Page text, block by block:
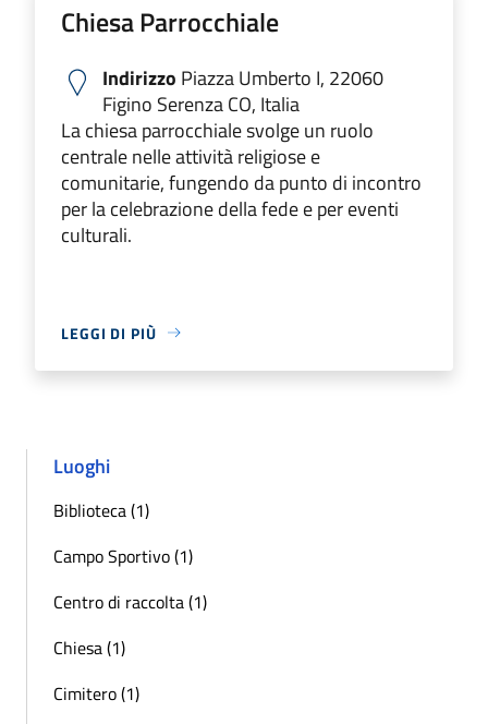
Chiesa Parrocchiale
Indirizzo Piazza Umberto I, 22060
Figino Serenza CO, Italia
La chiesa parrocchiale svolge un ruolo
centrale nelle attività religiose e
comunitarie, fungendo da punto di incontro
per la celebrazione della fede e per eventi
culturali.
LEGGI DI PIÙ
Luoghi
Biblioteca (1)
Campo Sportivo (1)
Centro di raccolta (1)
Chiesa (1)
Cimitero (1)